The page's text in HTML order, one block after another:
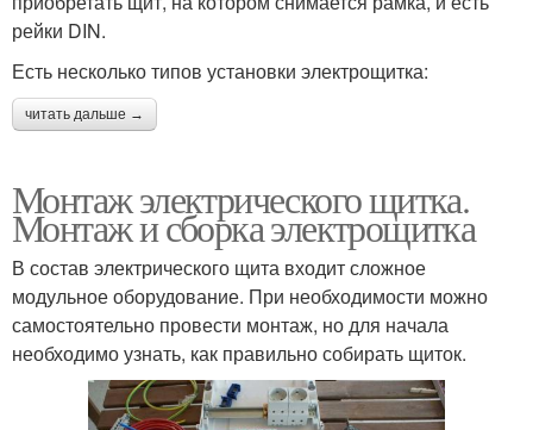
рейки DIN.
Есть несколько типов установки электрощитка:
читать дальше →
Монтаж электрического щитка.
Монтаж и сборка электрощитка
В состав электрического щита входит сложное
модульное оборудование. При необходимости можно
самостоятельно провести монтаж, но для начала
необходимо узнать, как правильно собирать щиток.